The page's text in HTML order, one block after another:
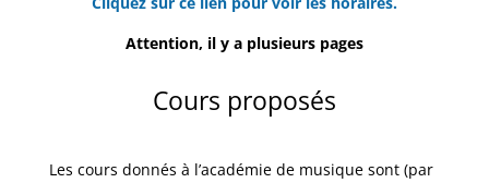
Attention, il y a plusieurs pages
Cours proposés
Les cours donnés à l’académie de musique sont (par